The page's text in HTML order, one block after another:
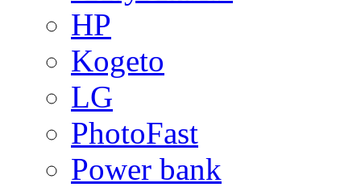
HP
Kogeto
LG
PhotoFast
Power bank